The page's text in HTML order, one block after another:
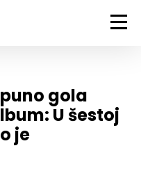
gola
U šestoj
je